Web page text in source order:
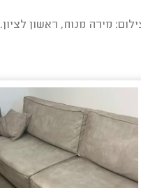
מירה מנוח, ראשון לציון.